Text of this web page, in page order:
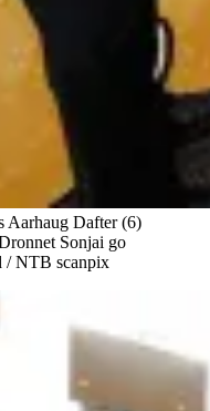
Aarhaug Dafter (6)
Sonjai go
/ NTB scanpix